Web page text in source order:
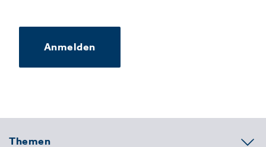
Anmelden
Themen